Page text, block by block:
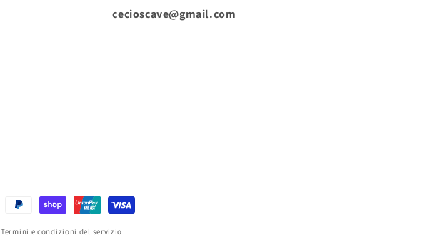
cecioscave@gmail.com
Termini e condizioni del servizio